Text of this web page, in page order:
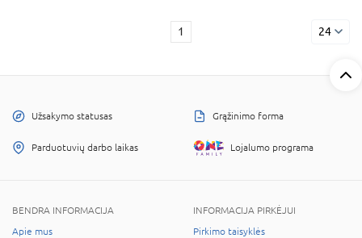
1 24
Užsakymo statusas Grąžinimo forma
Parduotuvių darbo laikas Lojalumo programa
BENDRA INFORMACIJA
Apie mus
INFORMACIJA PIRKĖJUI
Pirkimo taisyklės